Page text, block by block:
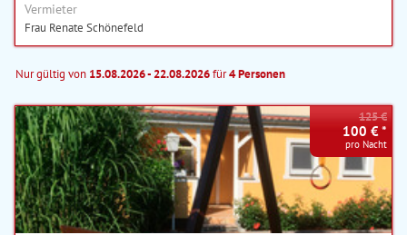
Vermieter
Frau Renate Schönefeld
Nur gültig von 15.08.2026 - 22.08.2026für4 Personen
125 €
100 € *
pro Nacht